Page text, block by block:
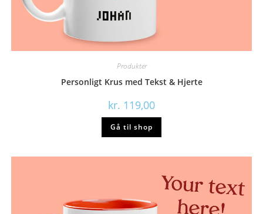
Produkter
Personligt Krus med Tekst & Hjerte
kr. 119,00
Gå til shop